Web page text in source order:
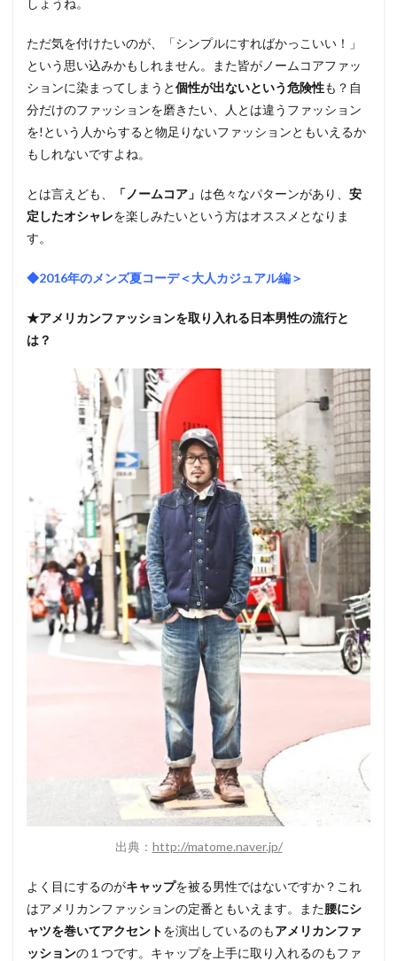
ただ気を付けたいのが、「シンプルにすればかっこいい！」
という思い込みかもしれません。また皆がノームコアファッ
ションに染まってしまうと個性が出ないという危険性も？自
分だけのファッションを磨きたい、人とは違うファッション
を!という人からすると物足りないファッションともいえるか
もしれないですよね。
とは言えども、 「ノームコア」 は色々なパターンがあり、 安
定したオシャレを楽しみたいという方はオススメとなりま
す。
◆2016年のメンズ夏コーデ＜大人カジュアル編＞
★アメリカンファッションを取り入れる日本男性の流行と
は？
出典： http://matome.naver.jp/
よく目にするのがキャップを被る男性ではないですか？これ
はアメリカンファッションの定番ともいえます。また腰にシ
ャツを巻いてアクセントを演出しているのもアメリカンファ
ッションの１つです。キャップを上手に取り入れるのもファ